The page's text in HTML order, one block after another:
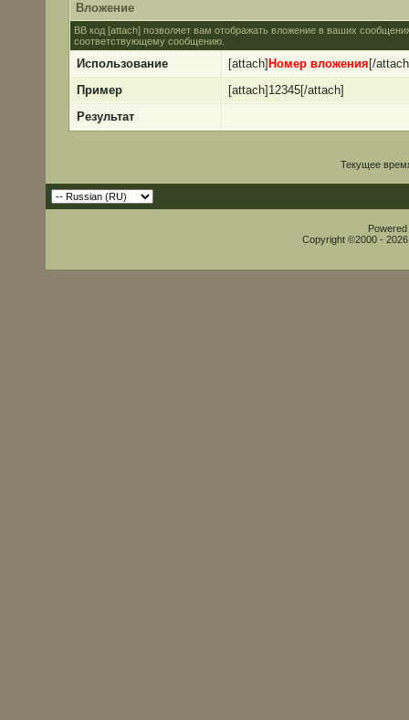
Вложение
BB код [attach] позволяет вам отображать вложение в ваших
соответствующему сообщению.
Использование [attach] Номер вложения [/
Пример
[attach]12345[/attach]
Результат
Текущее
Copyright ©2000 -